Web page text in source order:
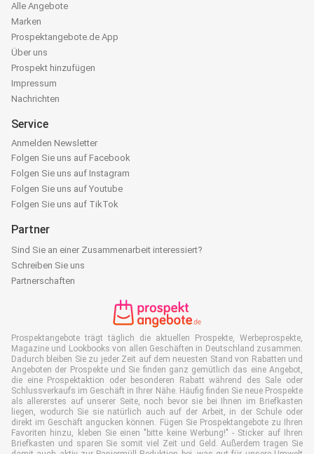
Alle Angebote
Marken
Prospektangebote.de App
Über uns
Prospekt hinzufügen
Impressum
Nachrichten
Service
Anmelden Newsletter
Folgen Sie uns auf Facebook
Folgen Sie uns auf Instagram
Folgen Sie uns auf Youtube
Folgen Sie uns auf TikTok
Partner
Sind Sie an einer Zusammenarbeit interessiert?
Schreiben Sie uns
Partnerschaften
Prospektangebote trägt täglich die aktuellen Prospekte, Werbeprospekte,
Magazine und Lookbooks von allen Geschäften in Deutschland zusammen.
Dadurch bleiben Sie zu jeder Zeit auf dem neuesten Stand von Rabatten und
Angeboten der Prospekte und Sie finden ganz gemütlich das eine Angebot,
die eine Prospektaktion oder besonderen Rabatt während des Sale oder
Schlussverkaufs im Geschäft in Ihrer Nähe. Häufig finden Sie neue Prospekte
als allererstes auf unserer Seite, noch bevor sie bei Ihnen im Briefkasten
liegen, wodurch Sie sie natürlich auch auf der Arbeit, in der Schule oder
direkt im Geschäft angucken können. Fügen Sie Prospektangebote zu Ihren
Favoriten hinzu, kleben Sie einen "bitte keine Werbung!" - Sticker auf Ihren
Briefkasten und sparen Sie somit viel Zeit und Geld. Außerdem tragen Sie